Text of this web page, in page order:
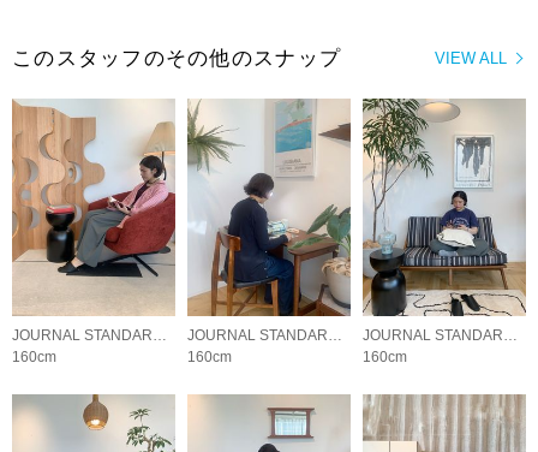
VIEW ALL
このスタッフのその他のスナップ
JOURNAL STANDARD FURNITURE
160cm
JOURNAL STANDARD FURNITURE
160cm
JOURNAL STANDARD FURNITURE
160cm